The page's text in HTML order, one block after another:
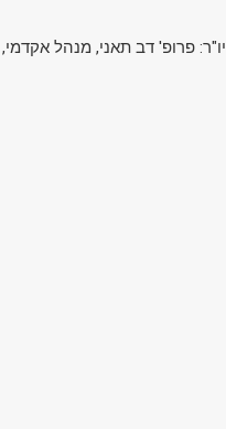
יו"ר: פרופ' דב תאני, מנהל